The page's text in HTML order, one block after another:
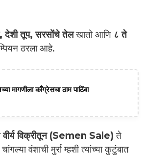
देशी तूप, सरसोंचे तेलखातो आणि ८ ते
ठरला आहे.
मागणीला काँग्रेसचा ठाम पाठिंबा
वीर्य विक्रीतून (Semen Sale) ते
वंशाची मुर्रा म्हशी त्यांच्या कुटुंबात